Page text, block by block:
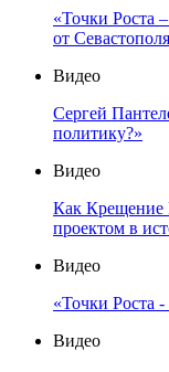
«Точки Роста
от
Видео
Сергей
политику?»
Видео
Как Крещение
проектом в
Видео
«Точки Роста
Видео